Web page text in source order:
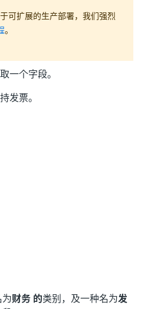
可扩展的生产部署，我们强烈
。
一个字段。
发票。
财务 的类别，及一种名为发